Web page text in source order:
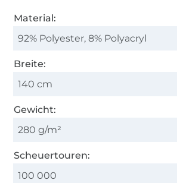
Material:
92% Polyester, 8% Polyacryl
Breite:
140 cm
Gewicht:
280 g/m²
Scheuertouren:
100 000